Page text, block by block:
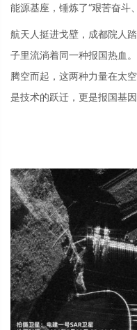
能源基座，锤炼了“艰苦奋斗
航天人挺进戈壁，成都院人
子里流淌着同一种报国热血
腾空而起，这两种力量在太空
是技术的跃迁，更是报国基因